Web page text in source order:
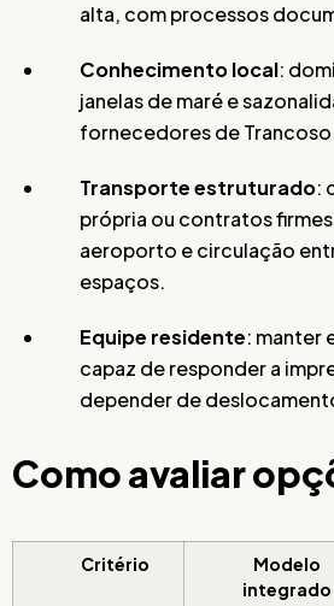
alta, com processos
Conhecimento local:
janelas de maré e
fornecedores de
Transporte estruturado:
própria ou contratos
aeroporto e circulação
espaços.
Equipe residente: manter
capaz de responder a
depender de
Como avaliar
Critério
Modelo
integrado